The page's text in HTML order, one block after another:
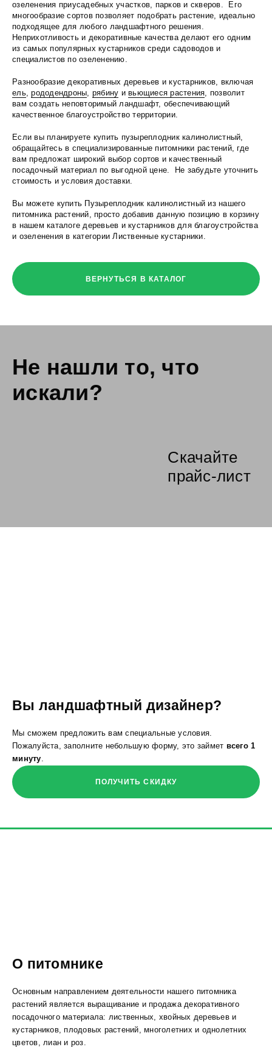
озеленения приусадебных участков, парков и скверов. Его
многообразие сортов позволяет подобрать растение, идеально
подходящее для любого ландшафтного решения.
Неприхотливость и декоративные качества делают его одним
из самых популярных кустарников среди садоводов и
специалистов по озеленению.
Разнообразие декоративных деревьев и кустарников, включая
ель,рододендроны, рябину ивьющиеся растения, позволит
вам создать неповторимый ландшафт, обеспечивающий
качественное благоустройство территории.
Если вы планируете купить пузыреплодник калинолистный,
обращайтесь в специализированные питомники растений, где
вам предложат широкий выбор сортов и качественный
посадочный материал по выгодной цене. Не забудьте уточнить
стоимость и условия доставки.
Вы можете купить Пузыреплодник калинолистный из нашего
питомника растений, просто добавив данную позицию в корзину
в нашем каталоге деревьев и кустарников для благоустройства
и озеленения в категории Лиственные кустарники.
ВЕРНУТЬСЯ В КАТАЛОГ
Не нашли то, что
искали?
Скачайте
прайс-лист
Вы ландшафтный дизайнер?
Мы сможем предложить вам специальные условия.
Пожалуйста, заполните небольшую форму, это займет всего 1
минуту
ПОЛУЧИТЬ СКИДКУ
О питомнике
Основным направлением деятельности нашего питомника
растений является выращивание и продажа декоративного
посадочного материала: лиственных, хвойных деревьев и
кустарников, плодовых растений, многолетних и однолетних
цветов, лиан и роз.